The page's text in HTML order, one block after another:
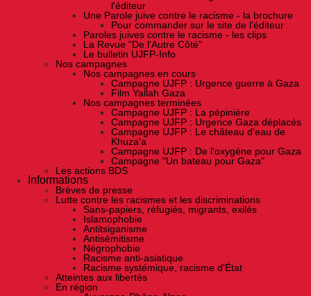
l'éditeur
Une Parole juive contre le racisme - la brochure
Pour commander sur le site de l'éditeur
Paroles juives contre le racisme - les clips
La Revue "De l'Autre Côté"
Le bulletin UJFP-Info
Nos campagnes
Nos campagnes en cours
Campagne UJFP : Urgence guerre à Gaza
Film Yallah Gaza
Nos campagnes terminées
Campagne UJFP : La pépinière
Campagne UJFP : Urgence Gaza déplacés
Campagne UJFP : Le château d'eau de
Khuza'a
Campagne UJFP : De l'oxygène pour Gaza
Campagne "Un bateau pour Gaza"
Les actions BDS
Informations
Brèves de presse
Lutte contre les racismes et les discriminations
Sans-papiers, réfugiés, migrants, exilés
Islamophobie
Antitsiganisme
Antisémitisme
Négrophobie
Racisme anti-asiatique
Racisme systémique, racisme d'État
Atteintes aux libertés
En région